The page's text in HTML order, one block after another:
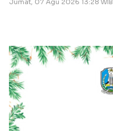
Jumat, 07 Agu 2026 13:28 WIB